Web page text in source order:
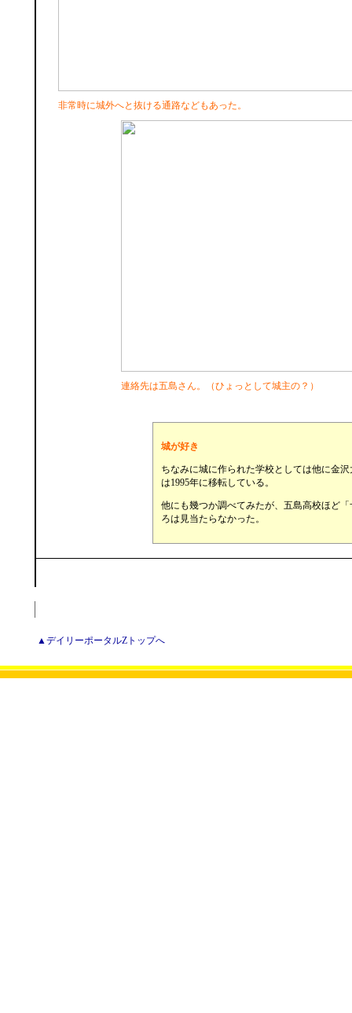
非常時に城外へと抜ける通路などもあった。
連絡先は五島さん。（ひょっとして城主の？）
城が好き
ちなみに城に作られた学校としては他に金
は1995年に移転している。
他にも幾つか調べてみたが、五島高校ほど
ろは見当たらなかった。
▲デイリーポータルZトップへ